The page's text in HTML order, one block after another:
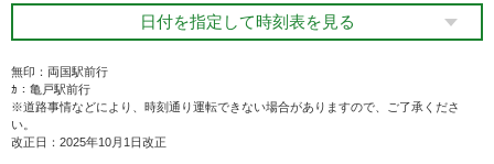
日付を指定して時刻表を見る
無印：両国駅前行
ｶ：亀戸駅前行
※道路事情などにより、時刻通り運転できない場合がありますので、ご了承くださ
い。
改正日：2025年10月1日改正